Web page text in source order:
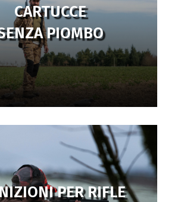
CARTUCCE
PIOMBO
PER RIFLE